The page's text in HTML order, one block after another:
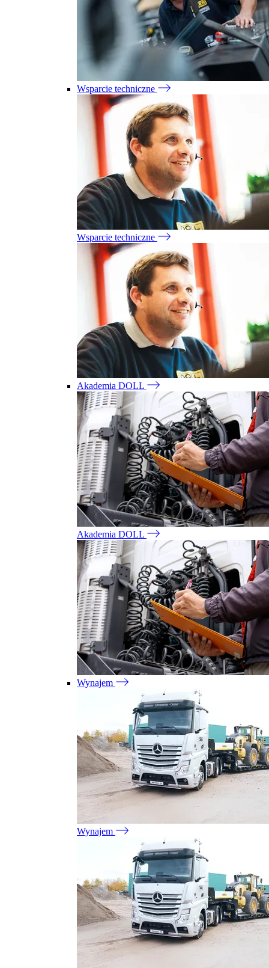
Wsparcie techniczne
Wsparcie techniczne
Akademia DOLL
Akademia DOLL
Wynajem
Wynajem